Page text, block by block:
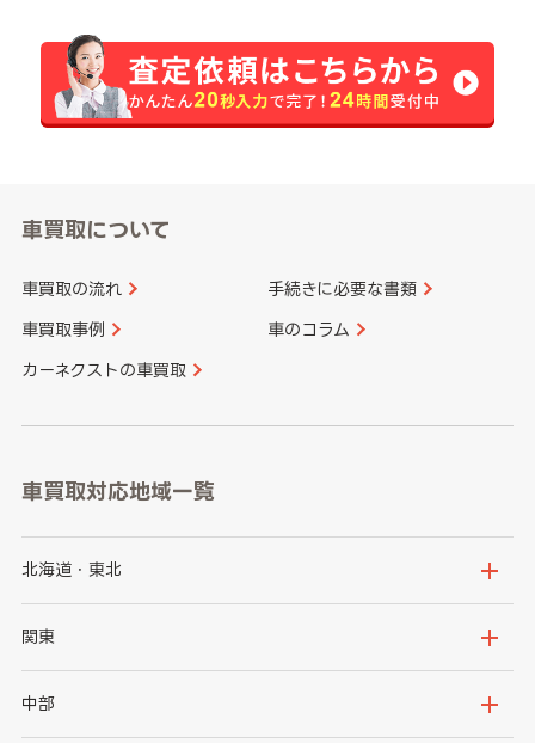
車買取について
車買取の流れ 手続きに必要な書類
車買取事例 車のコラム
カーネクストの車買取
車買取対応地域一覧
北海道・東北
北海道
岩手県
関東
茨城県
中部